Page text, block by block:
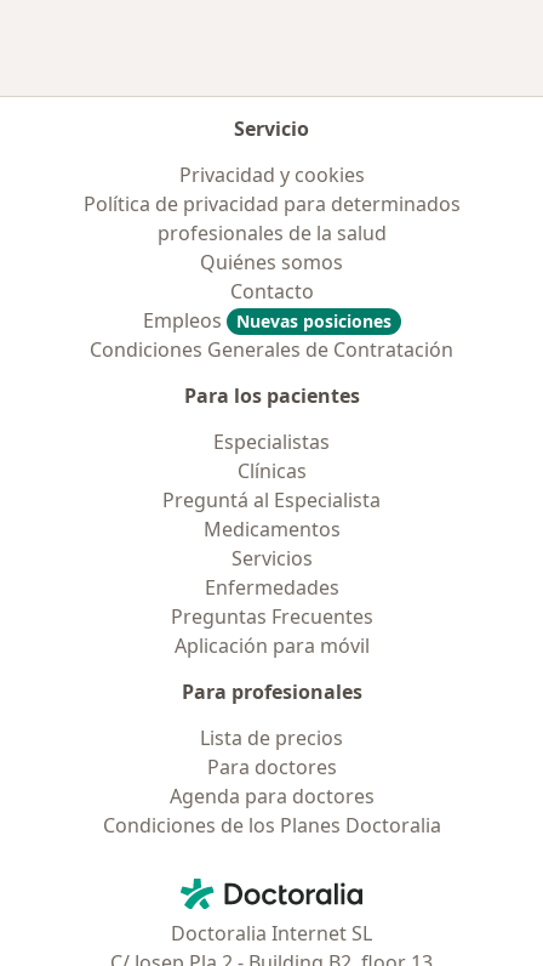
Servicio
Privacidad y cookies
Política de privacidad para determinados
profesionales de la salud
Quiénes somos
Contacto
Empleos
Nuevas posiciones
Condiciones Generales de Contratación
Para los pacientes
Especialistas
Clínicas
Preguntá al Especialista
Medicamentos
Servicios
Enfermedades
Preguntas Frecuentes
Aplicación para móvil
Para profesionales
Lista de precios
Para doctores
Agenda para doctores
Condiciones de los Planes Doctoralia
Doctoralia - Página de inicio
Doctoralia Internet SL